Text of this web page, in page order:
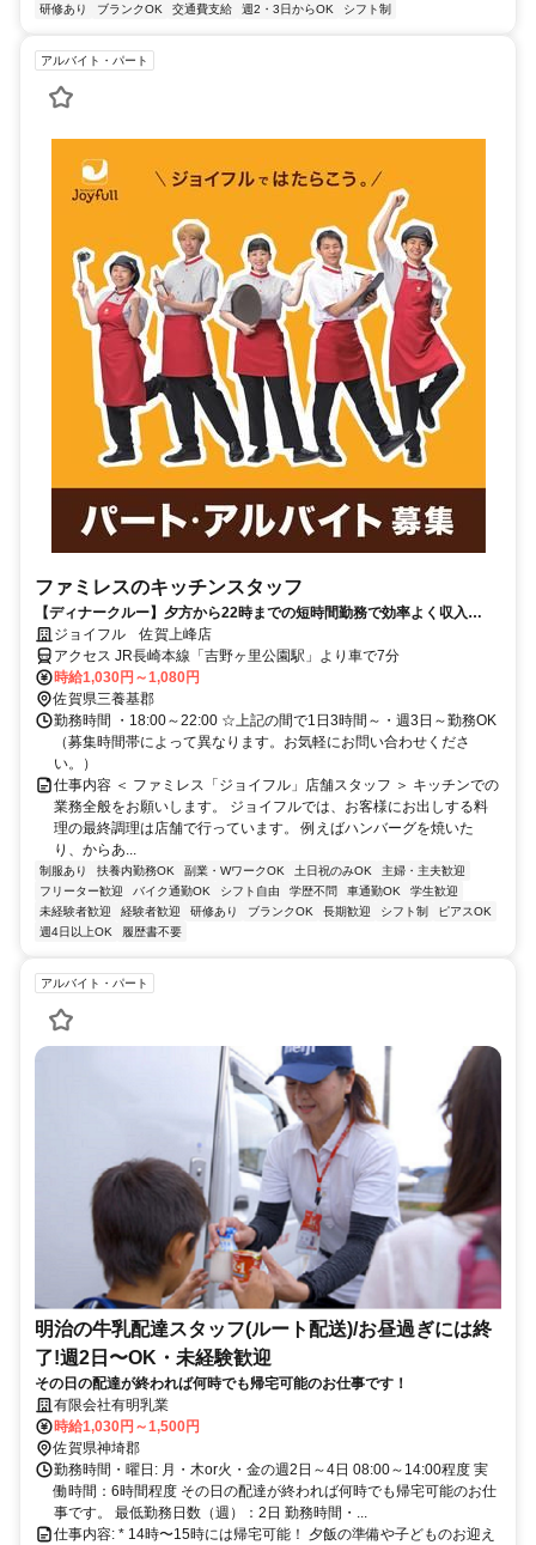
研修あり
ブランクOK 交通費支給 週2・3日からOK シフト制
アルバイト・パート
ファミレスのキッチンスタッフ
【ディナークルー】夕方から22時までの短時間勤務で効率よく収入
GET♪履歴書なしで応募OK！
ジョイフル 佐賀上峰店
アクセス JR長崎本線「吉野ヶ里公園駅」より車で7分
時給1,030円～1,080円
佐賀県三養基郡
勤務時間 ・18:00～22:00 ☆上記の間で1日3時間～・週3日～勤務OK
（募集時間帯によって異なります。お気軽にお問い合わせくださ
い。）
仕事内容 ＜ ファミレス「ジョイフル」店舗スタッフ ＞ キッチンでの
業務全般をお願いします。 ジョイフルでは、お客様にお出しする料
理の最終調理は店舗で行っています。 例えばハンバーグを焼いた
り、からあ...
制服あり 扶養内勤務OK 副業・WワークOK 土日祝のみOK
主婦・主夫歓迎
フリーター歓迎
バイク通勤OK シフト自由 学歴不問 車通勤OK
学生歓迎
未経験者歓迎
経験者歓迎 研修あり ブランクOK 長期歓迎 シフト制
ピアスOK
週4日以上OK
履歴書不要
アルバイト・パート
明治の牛乳配達スタッフ(ルート配送)/お昼過ぎには終
了!週2日〜OK・未経験歓迎
その日の配達が終われば何時でも帰宅可能のお仕事です！
有限会社有明乳業
時給1,030円～1,500円
佐賀県神埼郡
勤務時間・曜日: 月・木or火・金の週2日～4日 08:00～14:00程度 実
働時間：6時間程度 その日の配達が終われば何時でも帰宅可能のお仕
事です。 最低勤務日数（週）：2日 勤務時間・...
仕事内容: * 14時〜15時には帰宅可能！ 夕飯の準備や子どものお迎え